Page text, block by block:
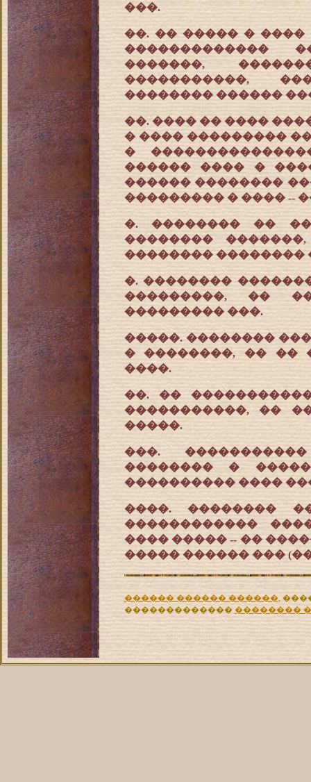
���.
��. �� ����� �
�������������
�������,
�����������,
�������� ������
��. ���� �� ����
� ���� ���������
�
������ ���� �
������ ��������
��������� � ���� --
�. �������� ��
��������
�������� ��������
�. ��������
���������, ��
��������� ���.
�����. ��������
� ��������, �� ��
����.
��. ��
�����������, ��
�����.
���.
�������� �
���������� ����
����. ��������
������������
���� ����� -- ��
����� ������ ���
������ ������ ������,
������������� ��������